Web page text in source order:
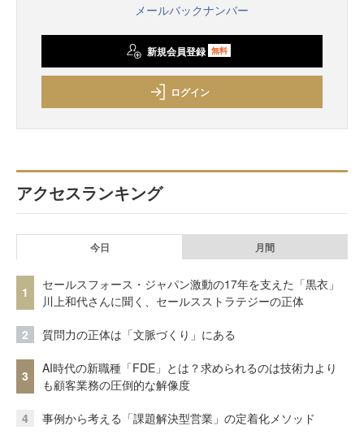
メールバックナンバー
新規会員登録 無料
ログイン
アクセスランキング
今日 月間
1
セールスフォース・ジャパン激動の17年を支えた「黒衣」
川上和代さんに聞く、セールスストラテジーの正体
2 質問力の正体は「文脈づくり」にある
3
AI時代の新職種「FDE」とは？求められるのは技術力より
も顧客業務の圧倒的な解像度
4 事例から考える「課題解決型営業」の定着化メソッド